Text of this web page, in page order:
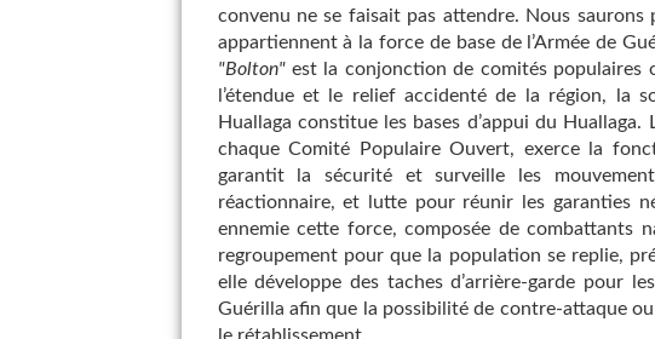
convenu ne se faisait pas attendre. Nous
appartiennent à la force de base de l’Armée de
"Bolton"est la conjonction de comités populaires
l’étendue et le relief accidenté de la région, la
Huallaga constitue les bases d’appui du
chaque Comité Populaire Ouvert, exerce la
garantit la sécurité et surveille les
réactionnaire, et lutte pour réunir les garanties
ennemie cette force, composée de combattants
regroupement pour que la population se replie,
elle développe des taches d’arrière-garde pour
Guérilla afin que la possibilité de contre-attaque